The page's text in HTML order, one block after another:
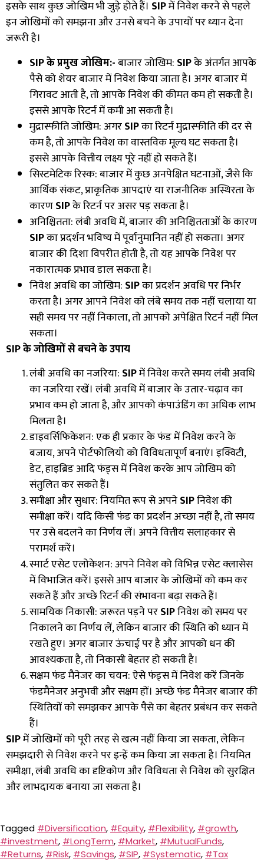
इसके साथ कुछ जोखिम भी जुड़े होते हैं। SIPमें निवेश करने से पहले
इन जोखिमों को समझना और उनसे बचने के उपायों पर ध्यान देना
जरूरी है।
SIPके प्रमुख जोखिम:-बाजार जोखिम: SIPके अंतर्गत आपके
पैसे को शेयर बाजार में निवेश किया जाता है। अगर बाजार में
गिरावट आती है,तो आपके निवेश की कीमत कम हो सकती है।
इससे आपके रिटर्न में कमी आ सकती है।
मुद्रास्फीति जोखिम: अगरSIPका रिटर्न मुद्रास्फीति की दर से
कम है,तो आपके निवेश का वास्तविक मूल्य घट सकता है।
इससे आपके वित्तीय लक्ष्य पूरे नहीं हो सकते हैं।
सिस्टमेटिक रिस्क: बाजार में कुछ अनपेक्षित घटनाओं,जैसे कि
आर्थिक संकट,प्राकृतिक आपदाएं या राजनीतिक अस्थिरता के
कारणSIPके रिटर्न पर असर पड़ सकता है।
अनिश्चितता: लंबी अवधि में,बाजार की अनिश्चितताओं के कारण
SIPका प्रदर्शन भविष्य में पूर्वानुमानित नहीं हो सकता। अगर
बाजार की दिशा विपरीत होती है,तो यह आपके निवेश पर
नकारात्मक प्रभाव डाल सकता है।
निवेश अवधि का जोखिम: SIPका प्रदर्शन अवधि पर निर्भर
करता है। अगर आपने निवेश को लंबे समय तक नहीं चलाया या
सही समय पर नहीं निकाला,तो आपको अपेक्षित रिटर्न नहीं मिल
सकता।
SIPके जोखिमों से बचने के उपाय
लंबी अवधि का नजरिया: SIPमें निवेश करते समय लंबी अवधि
का नजरिया रखें। लंबी अवधि में बाजार के उतार-चढ़ाव का
प्रभाव कम हो जाता है,और आपको कंपाउंडिंग का अधिक लाभ
मिलता है।
डाइवर्सिफिकेशन: एक ही प्रकार के फंड में निवेश करने के
बजाय,अपने पोर्टफोलियो को विविधतापूर्ण बनाएं। इक्विटी,
डेट,हाइब्रिड आदि फंड्स में निवेश करके आप जोखिम को
संतुलित कर सकते हैं।
समीक्षा और सुधार: नियमित रूप से अपनेSIPनिवेश की
समीक्षा करें। यदि किसी फंड का प्रदर्शन अच्छा नहीं है,तो समय
पर उसे बदलने का निर्णय लें। अपने वित्तीय सलाहकार से
परामर्श करें।
स्मार्ट एसेट एलोकेशन: अपने निवेश को विभिन्न एसेट क्लासेस
में विभाजित करें। इससे आप बाजार के जोखिमों को कम कर
सकते हैं और अच्छे रिटर्न की संभावना बढ़ा सकते हैं।
सामयिक निकासी: जरूरत पड़ने परSIPनिवेश को समय पर
निकालने का निर्णय लें,लेकिन बाजार की स्थिति को ध्यान में
रखते हुए। अगर बाजार ऊंचाई पर है और आपको धन की
आवश्यकता है,तो निकासी बेहतर हो सकती है।
सक्षम फंड मैनेजर का चयन: ऐसे फंड्स में निवेश करें जिनके
फंडमैनेजर अनुभवी और सक्षम हों। अच्छे फंड मैनेजर बाजार की
स्थितियों को समझकर आपके पैसे का बेहतर प्रबंधन कर सकते
हैं।
SIPमें जोखिमों को पूरी तरह से खत्म नहीं किया जा सकता,लेकिन
समझदारी से निवेश करने पर इन्हें कम किया जा सकता है। नियमित
समीक्षा,लंबी अवधि का दृष्टिकोण और विविधता से निवेश को सुरक्षित
और लाभदायक बनाया जा सकता है।
Tagged #Diversification, #Equity, #Flexibility, #growth,
#investment, #LongTerm, #Market, #MutualFunds,
#Returns, #Risk, #Savings, #SIP, #Systematic, #Tax